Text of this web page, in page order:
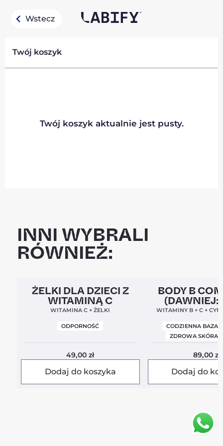
Wstecz
Twój koszyk
Twój koszyk aktualnie jest pusty.
INNI WYBRALI
RÓWNIEŻ:
Clean Label 5,0
ŻELKI DLA DZIECI Z
WITAMINĄ C
WITAMINA C + ŻELKI
ODPORNOŚĆ
49,00zł
Dodaj do koszyka
Clean Label Nowa
BODY B
(DAWNIEJ:
WITAMINY B + C +
CODZIENNA BAZA
ZDROWA SKÓRA I
89,00zł
Dodaj do